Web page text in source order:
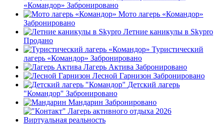
«Командор» Забронировано
Мото лагерь «Командор»
Забронировано
Летние каникулы в Skypro
Продано
Туристический
лагерь «Командор» Забронировано
Лагерь Актива Забронировано
Лесной Гарнизон Забронировано
Детский лагерь
"Командор" Забронировано
Мандарин Забронировано